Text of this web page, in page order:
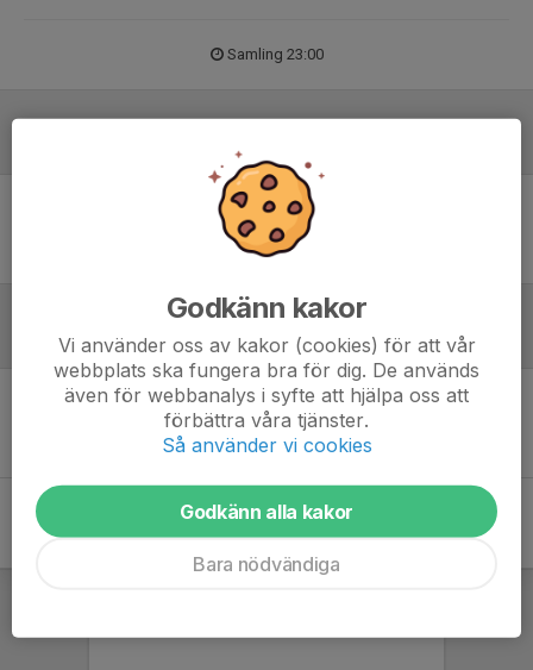
Samling 23:00
Ingen uppställning ifylld
Inför match
Inget skrivet
Godkänn kakor
Vi använder oss av kakor (cookies) för att vår
webbplats ska fungera bra för dig. De används
även för webbanalys i syfte att hjälpa oss att
förbättra våra tjänster.
Så använder vi cookies
Godkänn alla kakor
Bara nödvändiga